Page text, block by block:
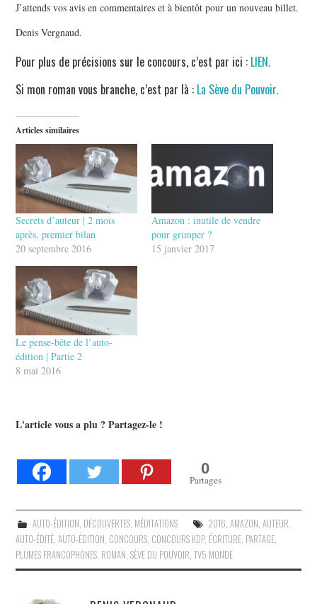
J’attends vos avis en commentaires et à bientôt pour un nouveau billet.
Denis Vergnaud.
Pour plus de précisions sur le concours, c’est par ici : LIEN.
Si mon roman vous branche, c’est par là : La Sève du Pouvoir.
Articles similaires
Secrets d’auteur | 2 mois
après, premier bilan
20 septembre 2016
Amazon : inutile de vendre
pour grimper ?
15 janvier 2017
Le pense-bête de l’auto-
édition | Partie 2
8 mai 2016
L'article vous a plu ? Partagez-le !
0
Partages
AUTO-ÉDITION, DÉCOUVERTES, MÉDITATIONS 2016, AMAZON, AUTEUR,
AUTO-ÉDITÉ,AUTO-ÉDITION, CONCOURS, CONCOURS KDP, ÉCRITURE, PARTAGE,
PLUMES FRANCOPHONES, ROMAN,SÈVE DU POUVOIR,TV5 MONDE